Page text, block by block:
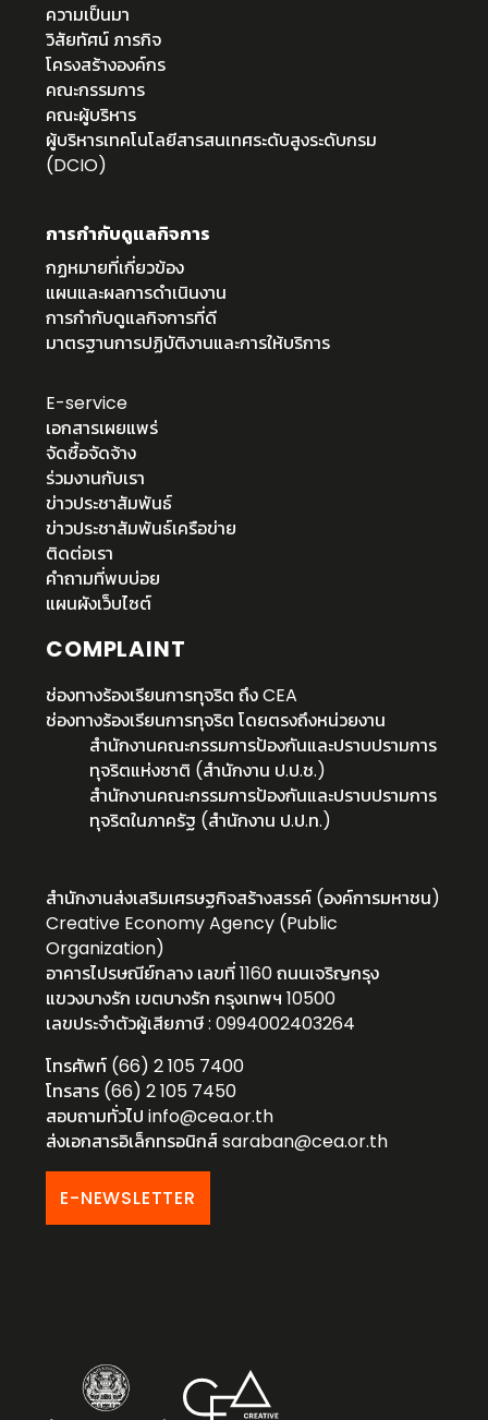
ความเป็นมา
วิสัยทัศน์ ภารกิจ
โครงสร้างองค์กร
คณะกรรมการ
คณะผู้บริหาร
ผู้บริหารเทคโนโลยีสารสนเทศระดับสูงระดับกรม
(DCIO)
การกำกับดูแลกิจการ
กฏหมายที่เกี่ยวข้อง
แผนและผลการดำเนินงาน
การกำกับดูแลกิจการที่ดี
มาตรฐานการปฏิบัติงานและการให้บริการ
E-service
เอกสารเผยแพร่
จัดซื้อจัดจ้าง
ร่วมงานกับเรา
ข่าวประชาสัมพันธ์
ข่าวประชาสัมพันธ์เครือข่าย
ติดต่อเรา
คำถามที่พบบ่อย
แผนผังเว็บไซต์
COMPLAINT
ช่องทางร้องเรียนการทุจริต ถึง CEA
ช่องทางร้องเรียนการทุจริต โดยตรงถึงหน่วยงาน
สำนักงานคณะกรรมการป้องกันและปราบปรามการ
ทุจริตแห่งชาติ (สำนักงาน ป.ป.ช.)
สำนักงานคณะกรรมการป้องกันและปราบปรามการ
ทุจริตในภาครัฐ (สำนักงาน ป.ป.ท.)
สำนักงานส่งเสริมเศรษฐกิจสร้างสรรค์ (องค์การมหาชน)
Creative Economy Agency (Public
Organization)
อาคารไปรษณีย์กลาง เลขที่ 1160 ถนนเจริญกรุง
แขวงบางรัก เขตบางรัก กรุงเทพฯ 10500
เลขประจำตัวผู้เสียภาษี : 0994002403264
โทรศัพท์ (66) 2 105 7400
โทรสาร (66) 2 105 7450
สอบถามทั่วไปinfo@cea.or.th
ส่งเอกสารอิเล็กทรอนิกส์saraban@cea.or.th
E-NEWSLETTER